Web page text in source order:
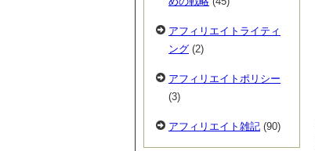
アフィリエイトライティ
ング (2)
アフィリエイトポリシー
(3)
アフィリエイト雑記 (90)